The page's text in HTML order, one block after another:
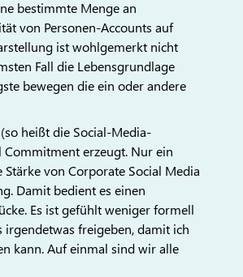
bestimmte Menge an
von Personen-Accounts auf
ist wohlgemerkt nicht
Fall die Lebensgrundlage
bewegen die ein oder andere
heißt die Social-Media-
erzeugt. Nur ein
von Corporate Social Media
Damit bedient es einen
Es ist gefühlt weniger formell
freigeben, damit ich
kann. Auf einmal sind wir alle